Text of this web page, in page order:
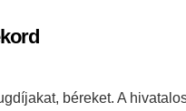
béreket. A